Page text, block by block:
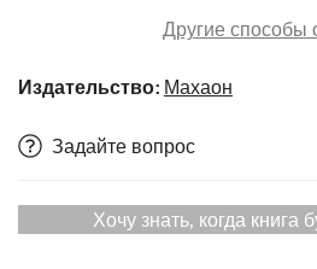
Другие способы
Издательство: Махаон
Задайте вопрос
Хочу знать, когда книга